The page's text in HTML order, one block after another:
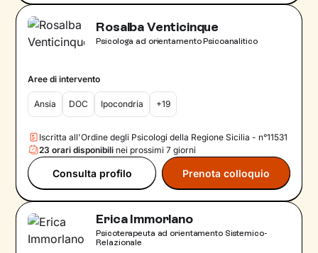
Rosalba Venticinque
Psicologa ad orientamento Psicoanalitico
Aree di intervento
Ansia DOC Ipocondria +19
Iscritta all'Ordine degli Psicologi della Regione Sicilia - n°11531
23 orari disponibili nei prossimi 7 giorni
Consulta profilo Prenota colloquio
Erica Immorlano
Psicoterapeuta ad orientamento Sistemico-
Relazionale